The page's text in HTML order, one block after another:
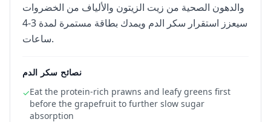
والدهون الصحية من زيت الزيتون والألياف من الخضروات
سيعزز استقرار سكر الدم ويمدك بطاقة مستمرة لمدة 3-4
ساعات.
نصائح سكر الدم
✓Eat the protein-rich prawns and leafy greens first
before the grapefruit to further slow sugar
absorption